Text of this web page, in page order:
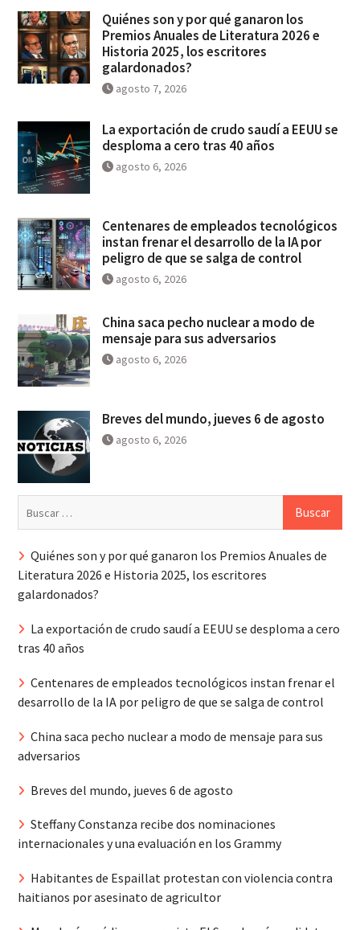
Quiénes son y por qué ganaron los
Premios Anuales de Literatura 2026 e
Historia 2025, los escritores
galardonados?
agosto 7, 2026
La exportación de crudo saudí a EEUU se
desploma a cero tras 40 años
agosto 6, 2026
Centenares de empleados tecnológicos
instan frenar el desarrollo de la IA por
peligro de que se salga de control
agosto 6, 2026
China saca pecho nuclear a modo de
mensaje para sus adversarios
agosto 6, 2026
Breves del mundo, jueves 6 de agosto
agosto 6, 2026
Quiénes son y por qué ganaron los Premios Anuales de
Literatura 2026 e Historia 2025, los escritores
galardonados?
La exportación de crudo saudí a EEUU se desploma a cero
tras 40 años
Centenares de empleados tecnológicos instan frenar el
desarrollo de la IA por peligro de que se salga de control
China saca pecho nuclear a modo de mensaje para sus
adversarios
Breves del mundo, jueves 6 de agosto
Steffany Constanza recibe dos nominaciones
internacionales y una evaluación en los Grammy
Habitantes de Espaillat protestan con violencia contra
haitianos por asesinato de agricultor